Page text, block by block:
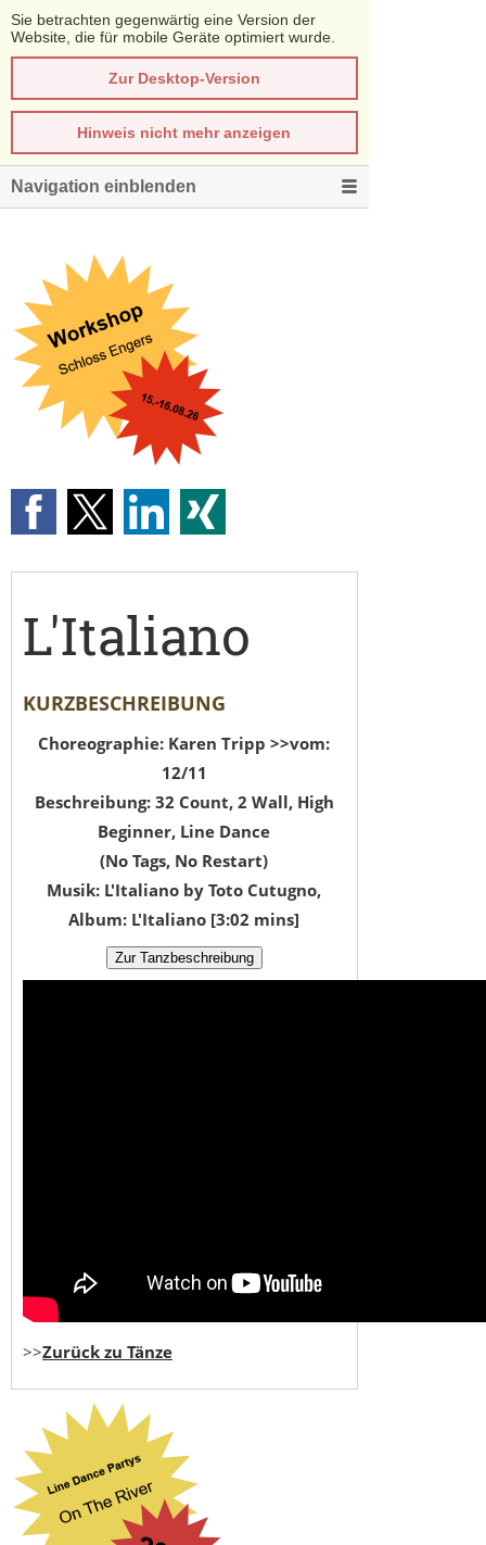
Sie betrachten gegenwärtig eine Version der
Website, die für mobile Geräte optimiert wurde.
Zur Desktop-Version
Hinweis nicht mehr anzeigen
Navigation einblenden
L'Italiano
KURZBESCHREIBUNG
Choreographie: Karen Tripp >>vom:
12/11
Beschreibung: 32 Count, 2 Wall, High
Beginner, Line Dance
(No Tags, No Restart)
Musik: L'Italiano by Toto Cutugno,
Album: L'Italiano [3:02 mins]
>>Zurück zu Tänze